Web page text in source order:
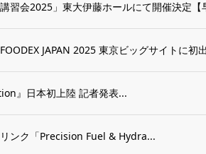
JAPAN 2025 東京ビッグサイトに初
』日本初上陸 記者発表...
リンク「Precision Fuel & Hydra...